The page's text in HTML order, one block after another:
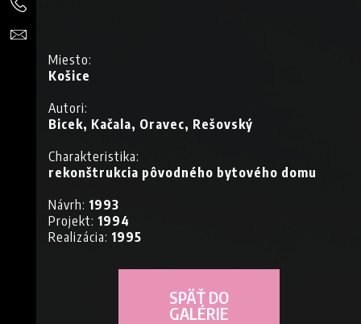
Miesto:
Košice
Autori:
Bicek, Kačala, Oravec, Rešovský
Charakteristika:
rekonštrukcia pôvodného bytového domu
Návrh: 1993
Projekt: 1994
Realizácia: 1995
SPÄŤ DO
GALÉRIE